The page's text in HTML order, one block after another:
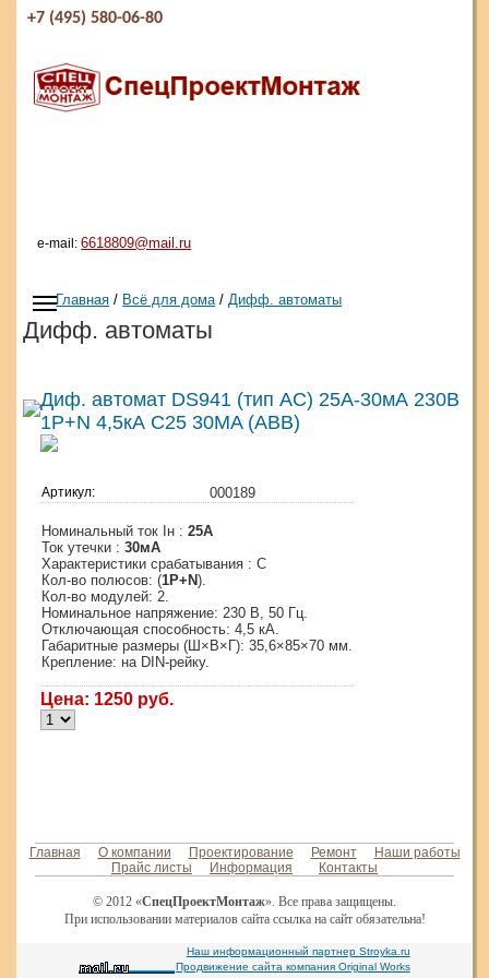
+7 (495) 580-06-80
e-mail:6618809@mail.ru
Главная / Всё для дома/Дифф. автоматы
Дифф. автоматы
Диф. автомат DS941 (тип АС) 25А-30мА 230В
1P+N 4,5кА C25 30MA (ABB)
Артикул: 000189
Номинальный ток Iн :25А
Ток утечки :30мА
Характеристики срабатывания : С
Кол-во полюсов: (1P+N).
Кол-во модулей: 2.
Номинальное напряжение: 230 В, 50 Гц.
Отключающая способность: 4,5 кА.
Габаритные размеры (Ш×В×Г): 35,6×85×70 мм.
Крепление: на DIN-рейку.
Цена: 1250 руб.
Главная О компании Проектирование Ремонт
Наши работы
Прайс листы
Информация Контакты
© 2012 «СпецПроектМонтаж». Все права защищены.
При использовании материалов сайта ссылка на сайт обязательна!
Наш информационный партнер Stroyka.ru
Продвижение сайта компания Original Works